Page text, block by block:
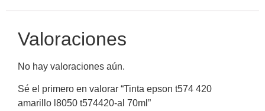
Valoraciones
No hay valoraciones aún.
Sé el primero en valorar “Tinta epson t574 420
amarillo l8050 t574420-al 70ml”